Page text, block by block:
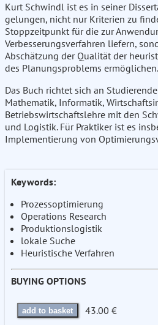
Kurt Schwindl ist es in seiner
gelungen, nicht nur Kriterien zu
Stoppzeitpunkt für die zur
Verbesserungsverfahren liefern,
Abschätzung der Qualität der
des Planungsproblems ermöglichen.
Das Buch richtet sich an
Mathematik, Informatik,
Betriebswirtschaftslehre mit den
und Logistik. Für Praktiker ist es
Implementierung von
Keywords:
Prozessoptimierung
Operations Research
Produktionslogistik
lokale Suche
Heuristische Verfahren
BUYING OPTIONS
add to basket 43.00 €